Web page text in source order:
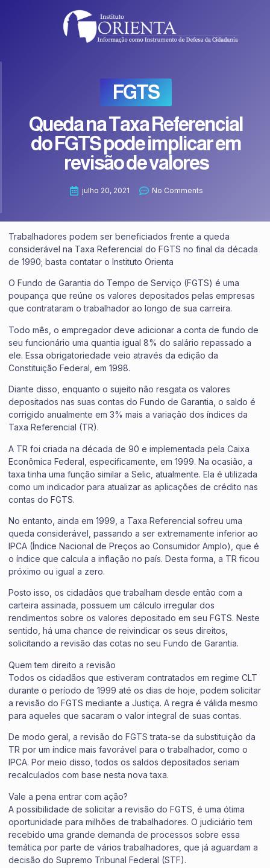
FGTS
Queda na Taxa Referencial
do FGTS pode implicar em
revisão de valores
julho 20, 2021 No Comments
Trabalhadores podem ser beneficiados frente a queda
considerável na Taxa Referencial do FGTS no final da década
de 1990; basta contatar o Instituto Orienta
O Fundo de Garantia do Tempo de Serviço (FGTS) é uma
poupança que reúne os valores depositados pelas empresas
que contrataram o trabalhador ao longo de sua carreira.
Todo mês, o empregador deve adicionar a conta de fundo de
seu funcionário uma quantia igual 8% do salário repassado a
ele. Essa obrigatoriedade veio através da edição da
Constituição Federal, em 1998.
Diante disso, enquanto o sujeito não resgata os valores
depositados nas suas contas do Fundo de Garantia, o saldo é
corrigido anualmente em 3% mais a variação dos índices da
Taxa Referencial (TR).
A TR foi criada na década de 90 e implementada pela Caixa
Econômica Federal, especificamente, em 1999. Na ocasião, a
taxa tinha uma função similar a Selic, atualmente. Ela é utilizada
como um indicador para atualizar as aplicações de crédito nas
contas do FGTS.
No entanto, ainda em 1999, a Taxa Referencial sofreu uma
queda considerável, passando a ser extremamente inferior ao
IPCA (Índice Nacional de Preços ao Consumidor Amplo), que é
o índice que calcula a inflação no país. Desta forma, a TR ficou
próximo ou igual a zero.
Posto isso, os cidadãos que trabalham desde então com a
carteira assinada, possuem um cálculo irregular dos
rendimentos sobre os valores depositado em seu FGTS. Neste
sentido, há uma chance de reivindicar os seus direitos,
solicitando a revisão das cotas no seu Fundo de Garantia.
Quem tem direito a revisão
Todos os cidadãos que estiveram contratados em regime CLT
durante o período de 1999 até os dias de hoje, podem solicitar
a revisão do FGTS mediante a Justiça. A regra é válida mesmo
para aqueles que sacaram o valor integral de suas contas.
De modo geral, a revisão do FGTS trata-se da substituição da
TR por um índice mais favorável para o trabalhador, como o
IPCA. Por meio disso, todos os saldos depositados seriam
recalculados com base nesta nova taxa.
Vale a pena entrar com ação?
A possibilidade de solicitar a revisão do FGTS, é uma ótima
oportunidade para milhões de trabalhadores. O judiciário tem
recebido uma grande demanda de processos sobre essa
temática por parte de vários trabalhadores, que já aguardam a
decisão do Supremo Tribunal Federal (STF).